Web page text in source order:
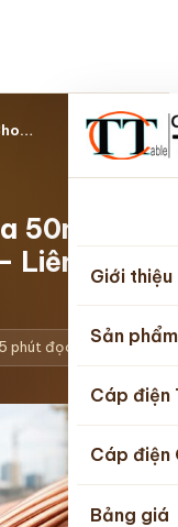
Giới thiệu
Sản phẩm
Cáp điện
Cáp điện
Bảng giá
50mm2
Liên Hệ
phút đọc